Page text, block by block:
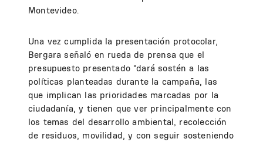
Montevideo.
Una vez cumplida la presentación protocolar,
Bergara señaló en rueda de prensa que el
presupuesto presentado “dará sostén a las
políticas planteadas durante la campaña, las
que implican las prioridades marcadas por la
ciudadanía, y tienen que ver principalmente con
los temas del desarrollo ambiental, recolección
de residuos, movilidad, y con seguir sosteniendo